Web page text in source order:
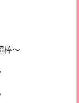
棒～